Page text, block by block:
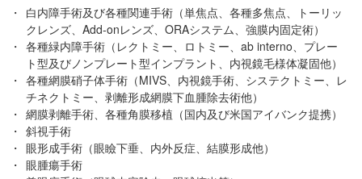
白内障手術及び各種関連手術（単焦点、各種多焦点、トーリッ
クレンズ、Add-onレンズ、ORAシステム、強膜内固定術）
各種緑内障手術（レクトミー、ロトミー、ab interno、プレー
ト型及びノンプレート型インプラント、内視鏡毛様体凝固他）
各種網膜硝子体手術（MIVS、内視鏡手術、システクトミー、レ
チネクトミー、剥離形成網膜下血腫除去術他）
網膜剥離手術、各種角膜移植（国内及び米国アイバンク提携）
斜視手術
眼形成手術（眼瞼下垂、内外反症、結膜形成他）
眼腫瘍手術